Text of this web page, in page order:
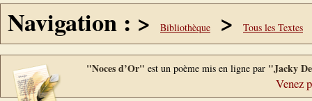
Navigation : > Bibliothèque > Tous les Textes
"Noces d’Or" est un poème mis en ligne par "Jacky
Venez